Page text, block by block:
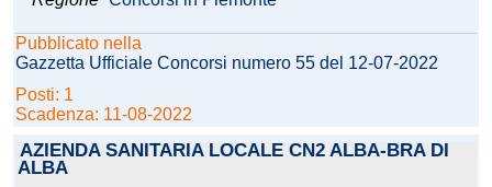
Pubblicato nella
Gazzetta Ufficiale Concorsi numero 55 del 12-07-2022
Posti: 1
Scadenza: 11-08-2022
AZIENDA SANITARIA LOCALE CN2 ALBA-BRA DI
ALBA